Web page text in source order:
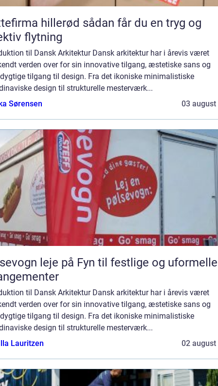
hillerød sådan får du en tryg og
flytning
til Dansk Arkitektur Dansk arkitektur har i årevis været
verden over for sin innovative tilgang, æstetiske sans og
tilgang til design. Fra det ikoniske minimalistiske
design til strukturelle mesterværk...
Sørensen
03 august
leje på Fyn til festlige og uformelle
til Dansk Arkitektur Dansk arkitektur har i årevis været
verden over for sin innovative tilgang, æstetiske sans og
tilgang til design. Fra det ikoniske minimalistiske
design til strukturelle mesterværk...
Lauritzen
02 august